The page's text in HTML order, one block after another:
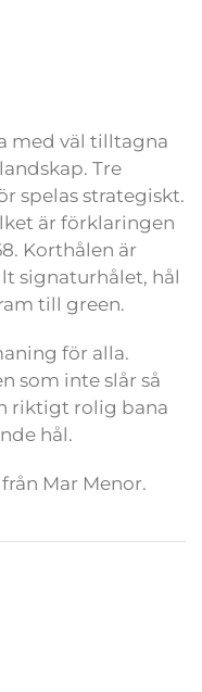
med väl tilltagna
Tre
spelas strategiskt.
är förklaringen
Korthålen är
signaturhålet, hål
till green.
för alla.
som inte slår så
riktigt rolig bana
hål.
Mar Menor.